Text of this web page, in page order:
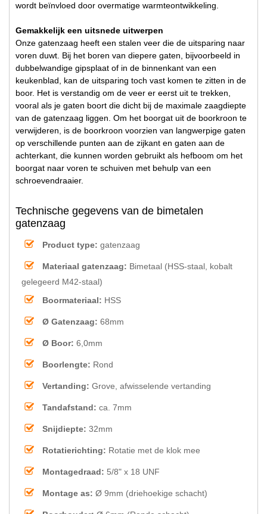
wordt beïnvloed door overmatige warmteontwikkeling.
Gemakkelijk een uitsnede uitwerpen
Onze gatenzaag heeft een stalen veer die de uitsparing naar
voren duwt. Bij het boren van diepere gaten, bijvoorbeeld in
dubbelwandige gipsplaat of in de binnenkant van een
keukenblad, kan de uitsparing toch vast komen te zitten in de
boor. Het is verstandig om de veer er eerst uit te trekken,
vooral als je gaten boort die dicht bij de maximale zaagdiepte
van de gatenzaag liggen. Om het boorgat uit de boorkroon te
verwijderen, is de boorkroon voorzien van langwerpige gaten
op verschillende punten aan de zijkant en gaten aan de
achterkant, die kunnen worden gebruikt als hefboom om het
boorgat naar voren te schuiven met behulp van een
schroevendraaier.
Technische gegevens van de bimetalen
gatenzaag
Product type: gatenzaag
Materiaal gatenzaag: Bimetaal (HSS-staal, kobalt
gelegeerd M42-staal)
Boormateriaal: HSS
Ø Gatenzaag: 68mm
Ø Boor: 6,0mm
Boorlengte: Rond
Vertanding: Grove, afwisselende vertanding
Tandafstand: ca. 7mm
Snijdiepte: 32mm
Rotatierichting: Rotatie met de klok mee
Montagedraad: 5/8" x 18 UNF
Montage as: Ø 9mm (driehoekige schacht)